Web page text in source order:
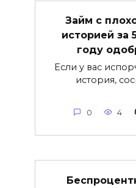
Займ с
историей за
году
Если у вас
история,
0 4